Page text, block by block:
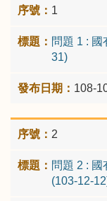
1
問題 1 :
31)
108-
2
問題 2 :
(103-12-